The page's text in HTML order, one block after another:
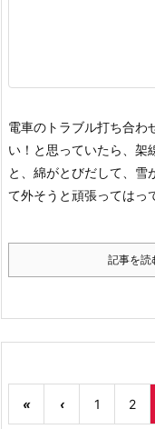
電車のトラブル打ち合わ
い！と思っていたら、架
と、綿がとびだして、雪
て外そうと頑張ってはっ
記事を読
« ‹ 1 2